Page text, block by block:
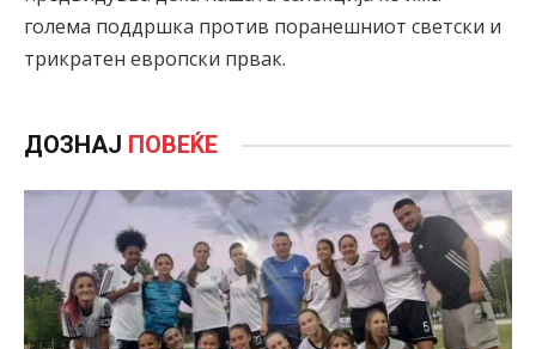
голема поддршка против поранешниот светски и
трикратен европски првак.
ДОЗНАЈ ПОВЕЌЕ